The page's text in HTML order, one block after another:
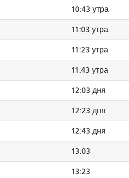
10:43 утра
11:03 утра
11:23 утра
11:43 утра
12:03 дня
12:23 дня
12:43 дня
13:03
13:23